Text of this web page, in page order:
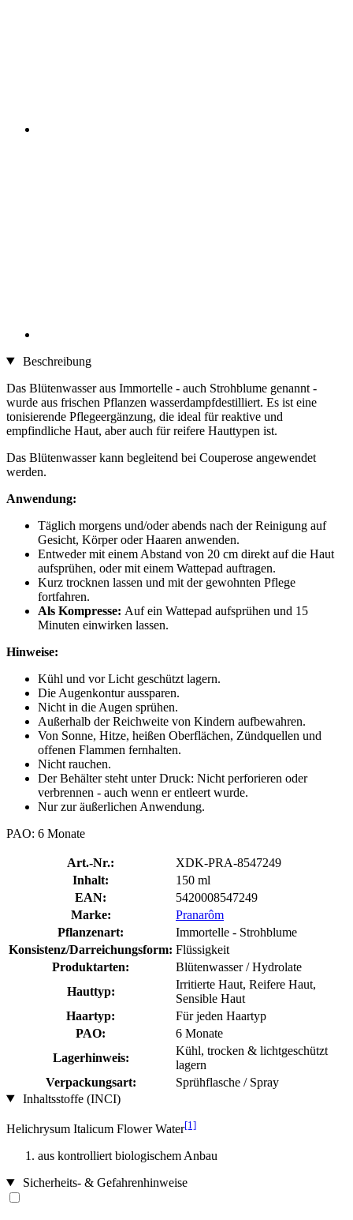
Beschreibung
Das Blütenwasser aus Immortelle - auch Strohblume genannt -
wurde aus frischen Pflanzen wasserdampfdestilliert. Es ist eine
tonisierende Pflegeergänzung, die ideal für reaktive und
empfindliche Haut, aber auch für reifere Hauttypen ist.
Das Blütenwasser kann begleitend bei Couperose angewendet
werden.
Anwendung:
Täglich morgens und/oder abends nach der Reinigung auf
Gesicht, Körper oder Haaren anwenden.
Entweder mit einem Abstand von 20 cm direkt auf die Haut
aufsprühen, oder mit einem Wattepad auftragen.
Kurz trocknen lassen und mit der gewohnten Pflege
fortfahren.
Als Kompresse: Auf ein Wattepad aufsprühen und 15
Minuten einwirken lassen.
Hinweise:
Kühl und vor Licht geschützt lagern.
Die Augenkontur aussparen.
Nicht in die Augen sprühen.
Außerhalb der Reichweite von Kindern aufbewahren.
Von Sonne, Hitze, heißen Oberflächen, Zündquellen und
offenen Flammen fernhalten.
Nicht rauchen.
Der Behälter steht unter Druck: Nicht perforieren oder
verbrennen - auch wenn er entleert wurde.
Nur zur äußerlichen Anwendung.
PAO: 6 Monate
Art.-Nr.:
XDK-PRA-8547249
Inhalt:
150 ml
EAN:
5420008547249
Marke:
Pranarôm
Pflanzenart:
Immortelle - Strohblume
Konsistenz/Darreichungsform: Flüssigkeit
Produktarten:
Blütenwasser / Hydrolate
Hauttyp:
Irritierte Haut, Reifere Haut,
Sensible Haut
Haartyp:
Für jeden Haartyp
PAO:
6 Monate
Lagerhinweis:
Kühl, trocken & lichtgeschützt
lagern
Verpackungsart:
Sprühflasche / Spray
Inhaltsstoffe (INCI)
Helichrysum Italicum Flower Water[1]
aus kontrolliert biologischem Anbau
Sicherheits- & Gefahrenhinweise